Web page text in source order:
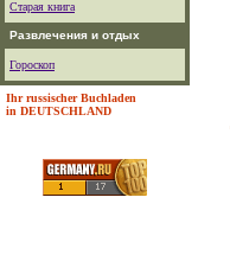
Старая книга
Развлечения и отдых
Гороскоп
Ihr russischer Buchladen
in DEUTSCHLAND